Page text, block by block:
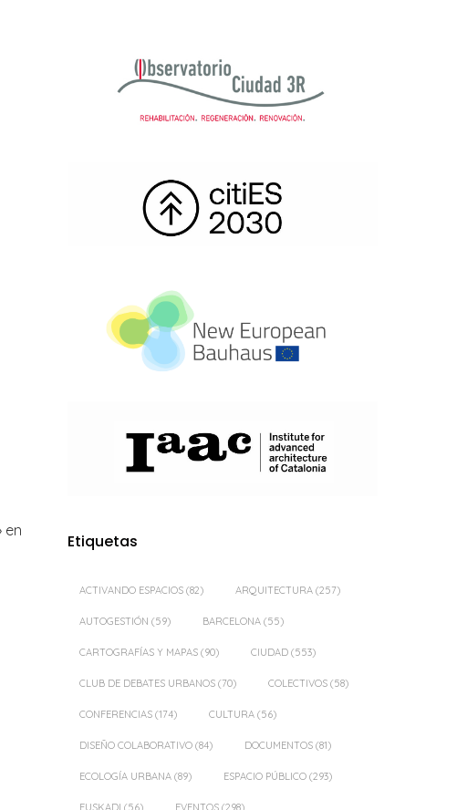
en
Etiquetas
ACTIVANDO ESPACIOS (82) ARQUITECTURA (257)
AUTOGESTIÓN (59) BARCELONA (55)
CARTOGRAFÍAS Y MAPAS (90) CIUDAD (553)
CLUB DE DEBATES URBANOS (70) COLECTIVOS (58)
CONFERENCIAS (174) CULTURA (56)
DISEÑO COLABORATIVO (84) DOCUMENTOS (81)
ECOLOGÍA URBANA (89) ESPACIO PÚBLICO (293)
EUSKADI (56) EVENTOS (298)